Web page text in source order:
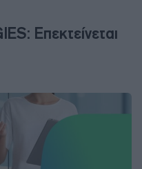
Επεκτείνεται